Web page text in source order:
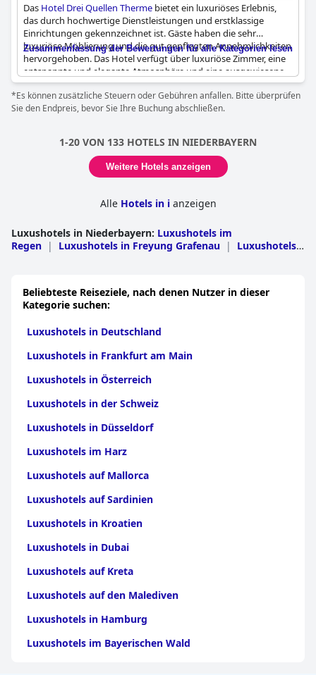
Das Hotel Drei Quellen Therme bietet ein luxuriöses Erlebnis,
das durch hochwertige Dienstleistungen und erstklassige
Einrichtungen gekennzeichnet ist. Gäste haben die sehr
luxuriöse Möblierung und die gut gepflegten Annehmlichkeiten
hervorgehoben. Das Hotel verfügt über luxuriöse Zimmer, eine
entspannte und elegante Atmosphäre und eine ausgewiesene
4-Sterne+-Bewertung. Der luxuriöse Spa- und Poolbereich
stechen hervor und bieten den Gästen außergewöhnliche
Behandlungen und Komfort. Insgesamt ist es ein Ziel für
Zusammenfassung der Bewertungen für alle Kategorien lesen
*Es können zusätzliche Steuern oder Gebühren anfallen. Bitte überprüfen
Sie den Endpreis, bevor Sie Ihre Buchung abschließen.
1-20 VON 133 HOTELS IN NIEDERBAYERN
Weitere Hotels anzeigen
Alle Hotels in ianzeigen
Luxushotels in Niederbayern: Luxushotels im
Regen | Luxushotels in Freyung Grafenau |
Luxushotels
Landshut | Luxushotels in Landshut | Luxushotels in
Deggendorf
Beliebteste Reiseziele, nach denen Nutzer in dieser
Kategorie suchen:
Luxushotels in Deutschland
Luxushotels in Frankfurt am Main
Luxushotels in Österreich
Luxushotels in der Schweiz
Luxushotels in Düsseldorf
Luxushotels im Harz
Luxushotels auf Mallorca
Luxushotels auf Sardinien
Luxushotels in Kroatien
Luxushotels in Dubai
Luxushotels auf Kreta
Luxushotels auf den Malediven
Luxushotels in Hamburg
Luxushotels im Bayerischen Wald